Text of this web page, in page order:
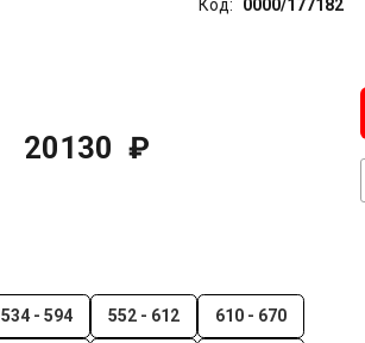
Код: 0000/177182
534 - 594 552 - 612 610 - 670
20130 ₽